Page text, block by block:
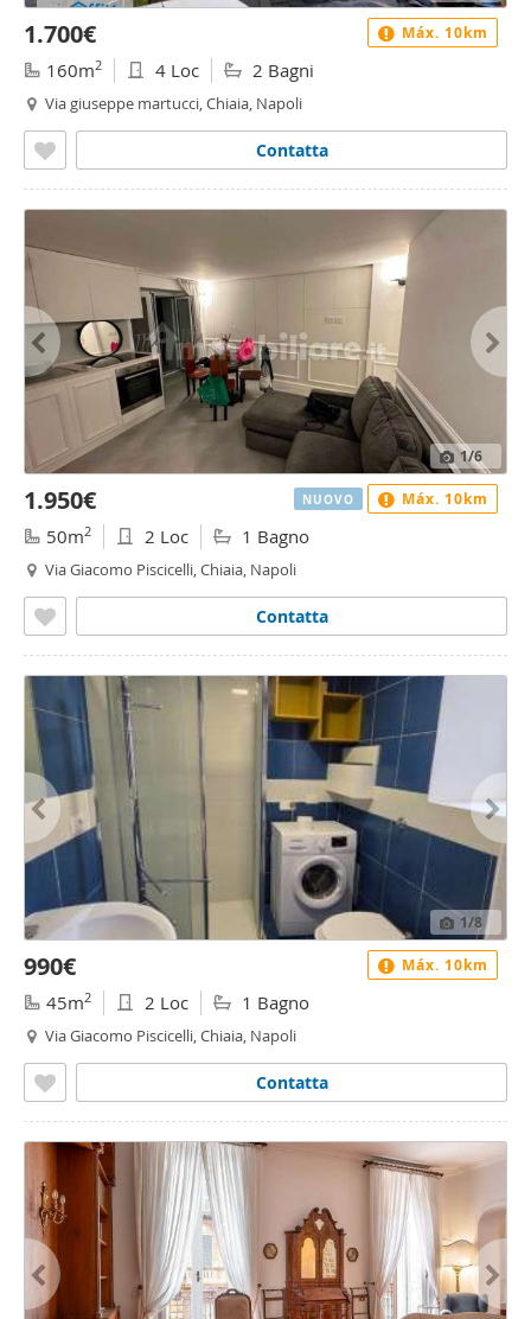
1.700€
160m2 4 Loc 2 Bagni
Via giuseppe martucci, Chiaia, Napoli
Contatta
Máx. 10km
1/6
1.950€
50m2 2 Loc 1 Bagno
Via Giacomo Piscicelli, Chiaia, Napoli
Contatta
NUOVO Máx. 10km
1/8
990€
45m2 2 Loc 1 Bagno
Via Giacomo Piscicelli, Chiaia, Napoli
Contatta
Máx. 10km